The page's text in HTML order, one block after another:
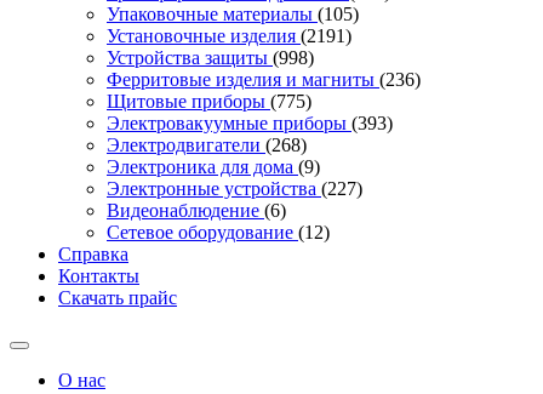
Упаковочные материалы (105)
Установочные изделия (2191)
Устройства защиты (998)
Ферритовые изделия и магниты (236)
Щитовые приборы (775)
Электровакуумные приборы (393)
Электродвигатели (268)
Электроника для дома (9)
Электронные устройства (227)
Видеонаблюдение (6)
Сетевое оборудование (12)
Справка
Контакты
Скачать прайс
О нас